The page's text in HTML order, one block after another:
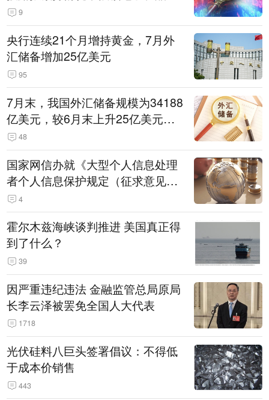
微拟增持（表）
9
央行连续21个月增持黄金，7月外
汇储备增加25亿美元
95
7月末，我国外汇储备规模为34188
亿美元，较6月末上升25亿美元，
升幅为0.07%
48
国家网信办就《大型个人信息处理
者个人信息保护规定（征求意见
稿）》公开征求意见
4
霍尔木兹海峡谈判推进 美国真正得
到了什么？
39
因严重违纪违法 金融监管总局原局
长李云泽被罢免全国人大代表
1718
光伏硅料八巨头签署倡议：不得低
于成本价销售
443